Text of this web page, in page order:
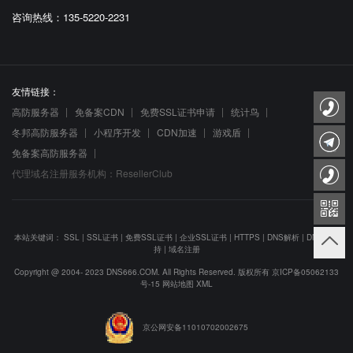
咨询热线：135-5220-2231
友情链接：
高防服务器
免备案CDN 免费SSL证书申请
统计鸟
冬邦高防服务器
小程序开发 CDN加速
游戏盾
免备案高防服务器
代理域名注册服务机构：ResellerClub
本站关键词： SSL | SSL证书 | 免费SSL证书 | 企业SSL证书 | HTTPS | DNS解析 | DNS防劫
持| 域名注册
Copyright @ 2004- 2023 DNS666.COM. All Rights Reserved. 版权所有 京ICP备05062133
号-15 网站地图 XML
京公网安备11010702002675